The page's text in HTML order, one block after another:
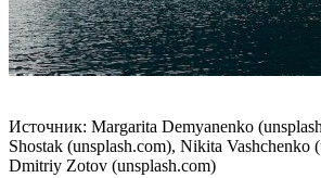
Источник: Margarita Demyanenko
Shostak (unsplash.com), Nikita Vashchenko
Dmitriy Zotov (unsplash.com)